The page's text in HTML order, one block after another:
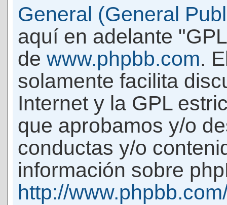
General (General
aquí en adelante
de www.phpbb.com.
solamente facilita
Internet y la GPL
que aprobamos y/o
conductas y/o
información sobre
http://